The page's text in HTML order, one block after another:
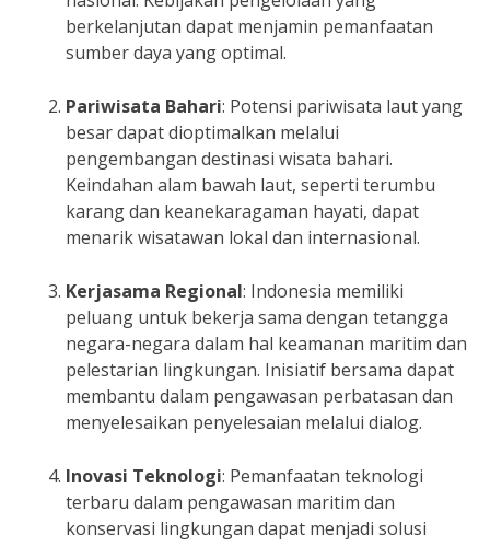
berkelanjutan dapat menjamin pemanfaatan
sumber daya yang optimal.
Pariwisata Bahari: Potensi pariwisata laut yang
besar dapat dioptimalkan melalui
pengembangan destinasi wisata bahari.
Keindahan alam bawah laut, seperti terumbu
karang dan keanekaragaman hayati, dapat
menarik wisatawan lokal dan internasional.
Kerjasama Regional: Indonesia memiliki
peluang untuk bekerja sama dengan tetangga
negara-negara dalam hal keamanan maritim dan
pelestarian lingkungan. Inisiatif bersama dapat
membantu dalam pengawasan perbatasan dan
menyelesaikan penyelesaian melalui dialog.
Inovasi Teknologi: Pemanfaatan teknologi
terbaru dalam pengawasan maritim dan
konservasi lingkungan dapat menjadi solusi